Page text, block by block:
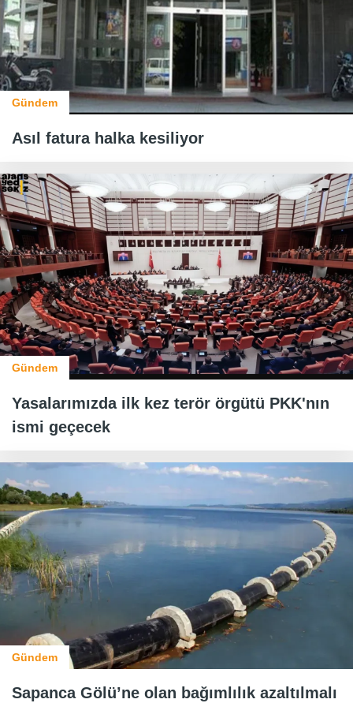
Gündem
Asıl fatura halka kesiliyor
Gündem
Yasalarımızda ilk kez terör örgütü PKK'nın
ismi geçecek
Gündem
Sapanca Gölü’ne olan bağımlılık azaltılmalı